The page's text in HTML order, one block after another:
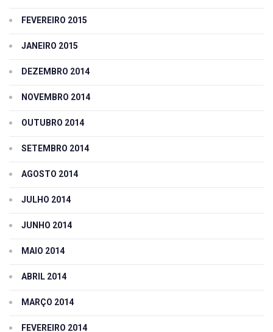
FEVEREIRO 2015
JANEIRO 2015
DEZEMBRO 2014
NOVEMBRO 2014
OUTUBRO 2014
SETEMBRO 2014
AGOSTO 2014
JULHO 2014
JUNHO 2014
MAIO 2014
ABRIL 2014
MARÇO 2014
FEVEREIRO 2014